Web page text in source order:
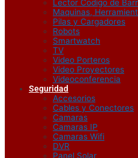
Lector Codigo de
Maquinas,
Pilas y Cargadores
Robots
Smartwatch
TV
Video Porteros
Video Proyectores
Videoconferencia
Seguridad
Accesorios
Cables y Conectores
Camaras
Camaras IP
Camaras Wifi
DVR
Panel Solar